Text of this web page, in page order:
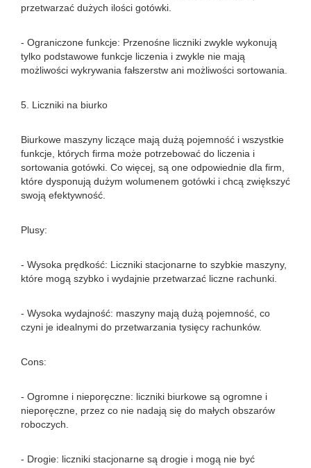
przetwarzać dużych ilości gotówki.
- Ograniczone funkcje: Przenośne liczniki zwykle wykonują
tylko podstawowe funkcje liczenia i zwykle nie mają
możliwości wykrywania fałszerstw ani możliwości sortowania.
5. Liczniki na biurko
Biurkowe maszyny liczące mają dużą pojemność i wszystkie
funkcje, których firma może potrzebować do liczenia i
sortowania gotówki. Co więcej, są one odpowiednie dla firm,
które dysponują dużym wolumenem gotówki i chcą zwiększyć
swoją efektywność.
Plusy:
- Wysoka prędkość: Liczniki stacjonarne to szybkie maszyny,
które mogą szybko i wydajnie przetwarzać liczne rachunki.
- Wysoka wydajność: maszyny mają dużą pojemność, co
czyni je idealnymi do przetwarzania tysięcy rachunków.
Cons:
- Ogromne i nieporęczne: liczniki biurkowe są ogromne i
nieporęczne, przez co nie nadają się do małych obszarów
roboczych.
- Drogie: liczniki stacjonarne są drogie i mogą nie być